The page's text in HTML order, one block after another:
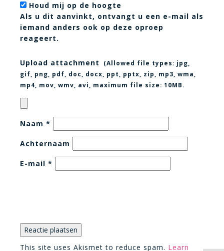
Houd mij op de hoogte
Als u dit aanvinkt, ontvangt u een e-mail als
iemand anders ook op deze oproep
reageert.
Upload attachment (Allowed file types: jpg,
gif, png, pdf, doc, docx, ppt, pptx, zip, mp3, wma,
mp4, mov, wmv, avi
, maximum file size: 10MB.
Naam *
Achternaam
E-mail *
This site uses Akismet to reduce spam. Learn